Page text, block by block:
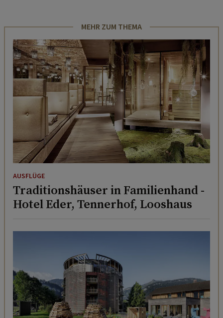
MEHR ZUM THEMA
AUSFLÜGE
Traditionshäuser in Familienhand -
Hotel Eder, Tennerhof, Looshaus